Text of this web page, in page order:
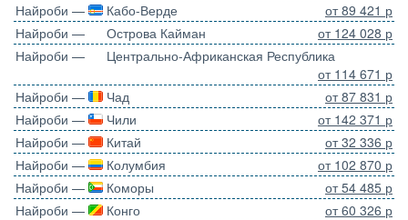
Найроби —
Кабо-Верде
от 89 421 р
Найроби —
Острова Кайман
от 124 028 р
Найроби —
Центрально-Африканская Республика
от 114 671 р
Найроби —
Чад
от 87 831 р
Найроби —
Чили
от 142 371 р
Найроби —
Китай
от 32 336 р
Найроби —
Колумбия
от 102 870 р
Найроби —
Коморы
от 54 485 р
Найроби —
Конго
от 60 326 р